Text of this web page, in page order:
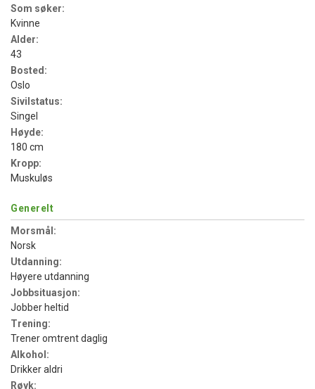
Som søker:
Kvinne
Alder:
43
Bosted:
Oslo
Sivilstatus:
Singel
Høyde:
180 cm
Kropp:
Muskuløs
Generelt
Morsmål:
Norsk
Utdanning:
Høyere utdanning
Jobbsituasjon:
Jobber heltid
Trening:
Trener omtrent daglig
Alkohol:
Drikker aldri
Røyk: